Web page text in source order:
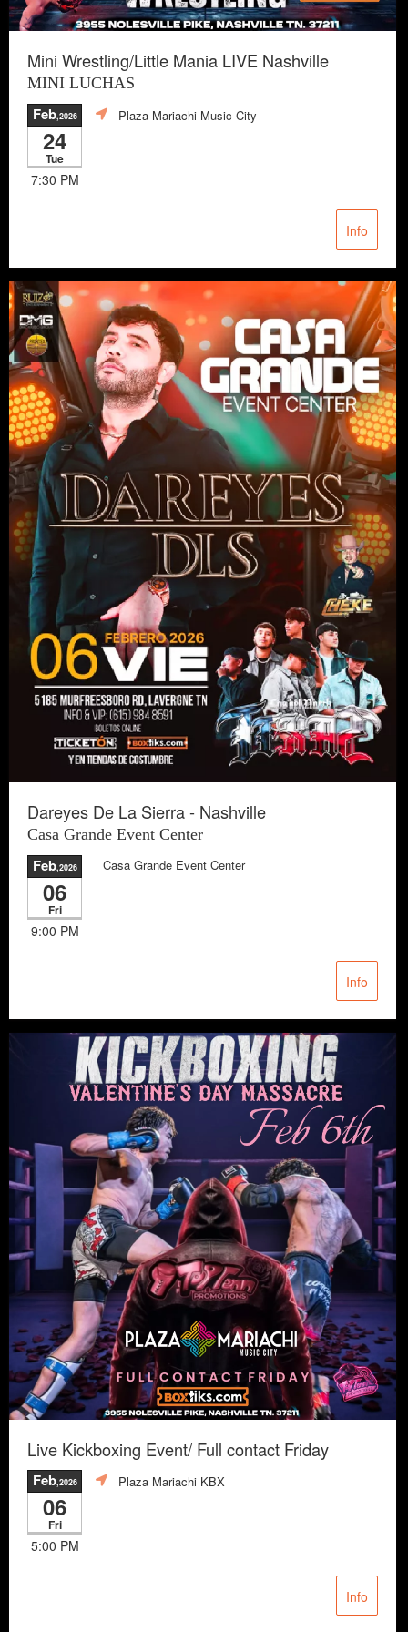
Mini Wrestling/Little Mania LIVE Nashville
MINI LUCHAS
Feb,2026
24
Tue
7:30 PM
Plaza Mariachi Music City
Info
Dareyes De La Sierra - Nashville
Casa Grande Event Center
Feb,2026
06
Fri
9:00 PM
Casa Grande Event Center
Info
Live Kickboxing Event/ Full contact Friday
Feb,2026
06
Fri
5:00 PM
Plaza Mariachi KBX
Info